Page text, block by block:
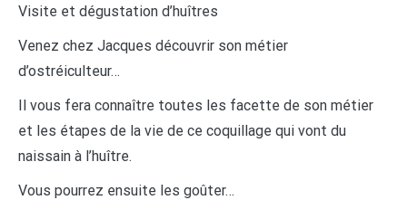
Visite et dégustation d’huîtres
Venez chez Jacques découvrir son métier
d’ostréiculteur…
Il vous fera connaître toutes les facette de son métier
et les étapes de la vie de ce coquillage qui vont du
naissain à l’huître.
Vous pourrez ensuite les goûter…